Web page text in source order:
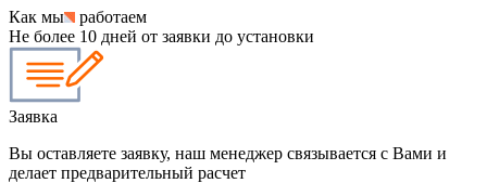
Как мы
работаем
Не более 10 дней от заявки до установки
Заявка
Вы оставляете заявку, наш менеджер связывается с Вами и
делает предварительный расчет